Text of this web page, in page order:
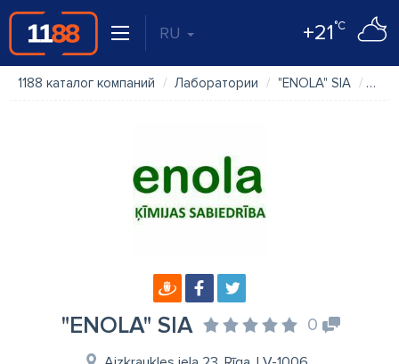
RU +21°C
1188 каталог компаний Лаборатории "ENOLA" SIA
"ENOLA" SIA 0